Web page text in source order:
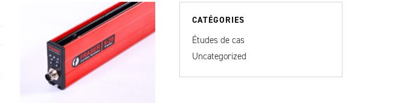
CATÉGORIES
Études de cas
Uncategorized